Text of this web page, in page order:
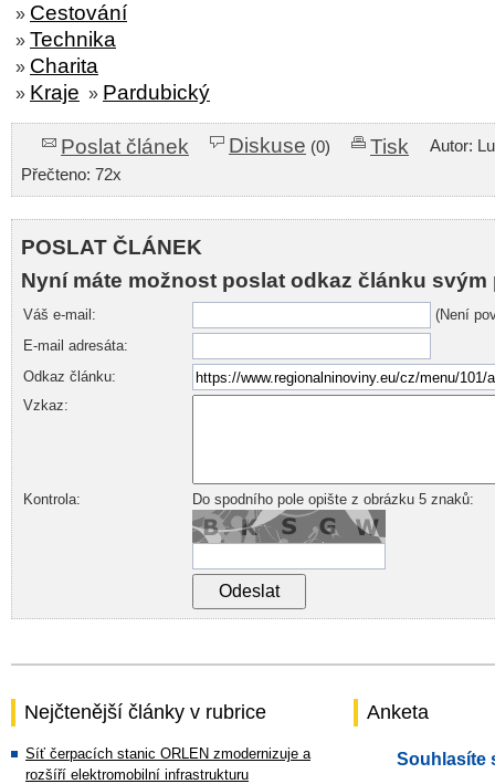
» Cestování
» Technika
» Charita
» Kraje » Pardubický
Poslat článek Diskuse (0) Tisk
Autor:
Přečteno: 72x
POSLAT ČLÁNEK
Nyní máte možnost poslat odkaz článku svým
Váš e-mail:
(Není
E-mail adresáta:
Odkaz článku:
Vzkaz:
Kontrola: Do spodního pole opište z obrázku 5 znaků:
Nejčtenější články v rubrice
Síť čerpacích stanic ORLEN zmodernizuje a
rozšíří elektromobilní infrastrukturu
Anketa
Souhlasíte